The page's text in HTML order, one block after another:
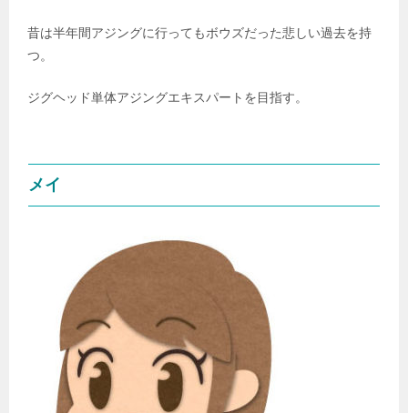
昔は半年間アジングに行ってもボウズだった悲しい過去を持
つ。
ジグヘッド単体アジングエキスパートを目指す。
メイ